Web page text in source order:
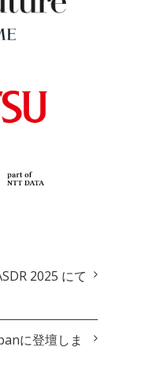
2025 にて
に登壇しま